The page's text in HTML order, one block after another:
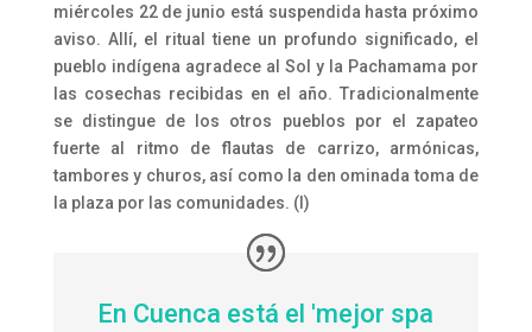
miércoles 22 de junio está suspendida hasta próximo
aviso. Allí, el ritual tiene un profundo significado, el
pueblo indígena agradece al Sol y la Pachamama por
las cosechas recibidas en el año. Tradicionalmente
se distingue de los otros pueblos por el zapateo
fuerte al ritmo de flautas de carrizo, armónicas,
tambores y churos, así como la den ominada toma de
la plaza por las comunidades. (I)
En Cuenca está el 'mejor spa